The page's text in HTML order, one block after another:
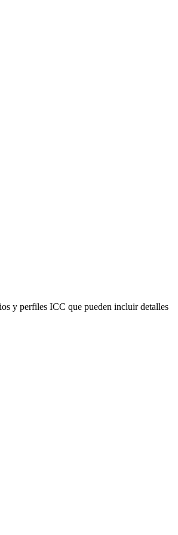
y perfiles ICC que pueden incluir detalles